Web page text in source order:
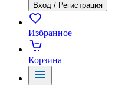
Вход / Регистрация
Избранное
Корзина